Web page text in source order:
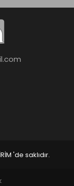
'de saklıdır.